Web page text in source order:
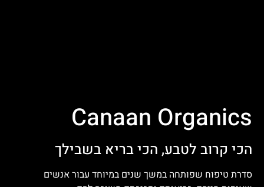
Canaan Organics
הכי קרוב לטבע, הכי בריא בשבילך
סדרת טיפוח שפותחה במשך שנים במיוחד עבור אנשים